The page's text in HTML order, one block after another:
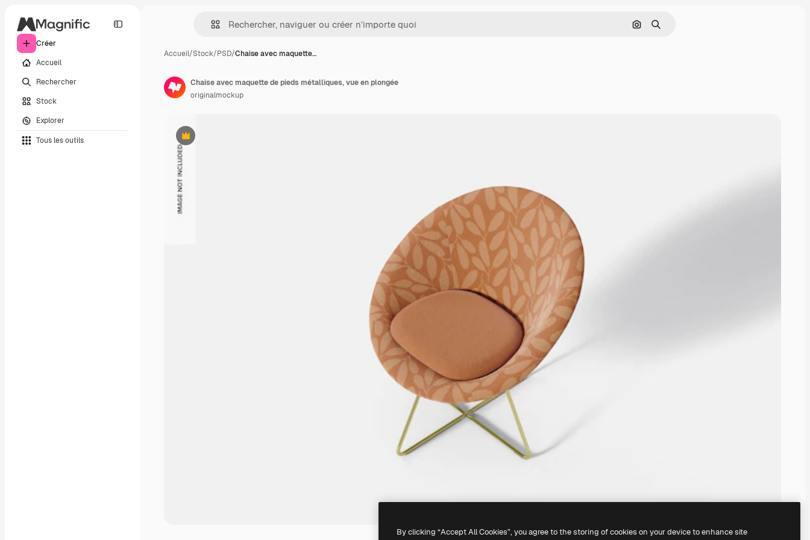
Créer
Accueil
Rechercher
Stock
Explorer
Tous les outils
Rechercher par image
Rechercher
Accueil/Stock/PSD/Chaise avec maquette…
Premium
Chaise avec maquette de pieds métalliques, vue en plongée
originalmockup
By clicking “Accept All Cookies”, you agree to the storing of cookies on your device to enhance site